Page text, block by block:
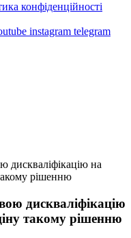
конфіденційності
instagram telegram
дискваліфікацію на
рішенню
дискваліфікацію
такому рішенню